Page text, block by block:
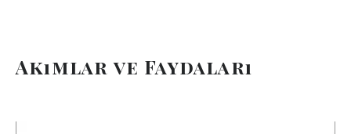
Akımlar ve Faydaları